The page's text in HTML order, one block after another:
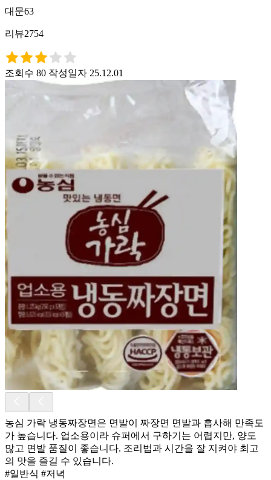
대문63
리뷰2754
조회수 80 작성일자 25.12.01
농심 가락 냉동짜장면은 면발이 짜장면 면발과 흡사해 만족도
가 높습니다. 업소용이라 슈퍼에서 구하기는 어렵지만, 양도
많고 면발 품질이 좋습니다. 조리법과 시간을 잘 지켜야 최고
의 맛을 즐길 수 있습니다.
#일반식 #저녁